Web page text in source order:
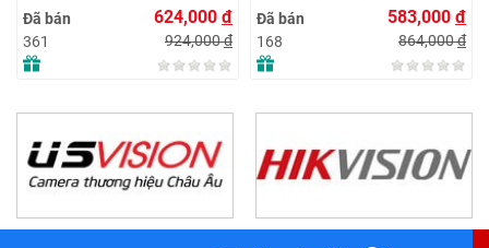
đ
đ
Kèm Thẻ Nhớ IMOU 64GB
| Phù Hợp Nhà & Cửa Hàng
Đã bán
583,000đ
864,000đ